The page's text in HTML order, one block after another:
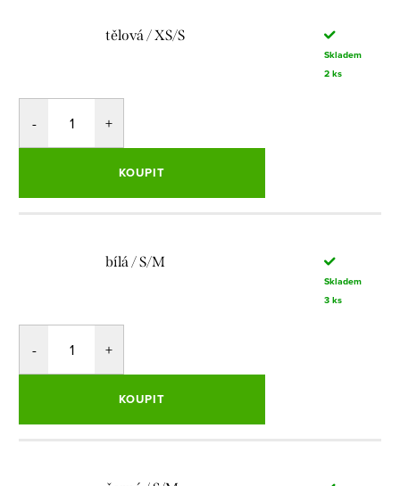
tělová / XS/S
Skladem
2 ks
KOUPIT
bílá / S/M
Skladem
3 ks
KOUPIT